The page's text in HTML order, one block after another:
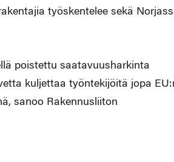
työskentelee sekä
poistettu saatavuusharkinta
kuljettaa työntekijöitä jopa
sanoo Rakennusliiton